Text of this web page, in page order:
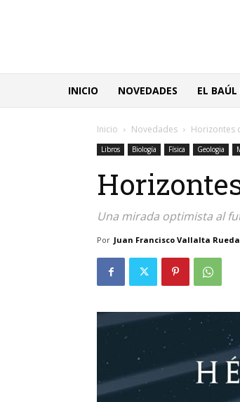
INICIO NOVEDADES EL BAÚL
Inicio Novedades Horizontes
Libros Biología Física Geologia
Una mirada optimista al
Por Juan Francisco Vallalta Rueda